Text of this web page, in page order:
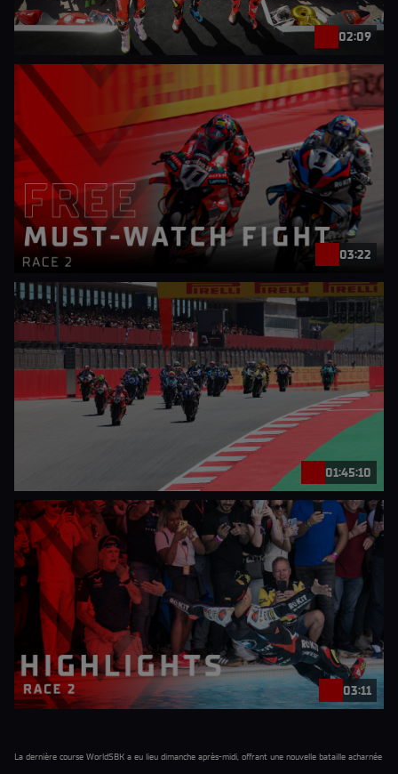
02:09
03:22
01:45:10
03:11
La dernière course WorldSBK a eu lieu dimanche après-midi, offrant une nouvelle bataille acharnée